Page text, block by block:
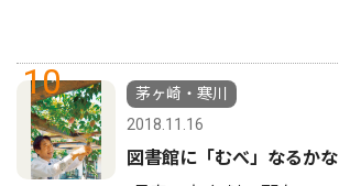
10
茅ヶ崎・寒川
2018.11.16
図書館に「むべ」なるかな